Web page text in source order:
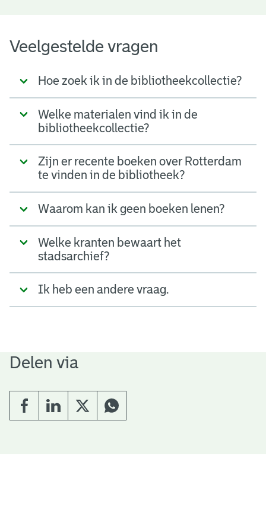
Veelgestelde vragen
Hoe zoek ik in de bibliotheekcollectie?
Welke materialen vind ik in de
bibliotheekcollectie?
Zijn er recente boeken over Rotterdam
te vinden in de bibliotheek?
Waarom kan ik geen boeken lenen?
Welke kranten bewaart het
stadsarchief?
Ik heb een andere vraag.
Delen via